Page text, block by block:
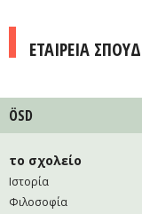
ΕΤΑΙΡΕΙΑ
ÖSD
το σχολείο
Ιστορία
Φιλοσοφία